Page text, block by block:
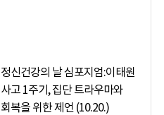
정신건강의 날 심포지엄:이태원
사고 1주기, 집단 트라우마와
회복을 위한 제언 (10.20.)